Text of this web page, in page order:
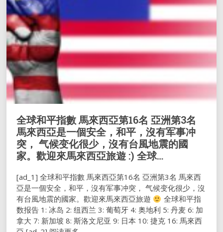
全球和平指數 馬來西亞第16名 亞洲第3名
馬來西亞是一個安全，和平，沒有军事冲
突， 气候变化很少，沒有台風地震的國
家。歡迎來馬來西亞旅遊 :) 全球…
[ad_1] 全球和平指數 馬來西亞第16名 亞洲第3名 馬來西
亞是一個安全，和平，沒有军事冲突， 气候变化很少，沒
有台風地震的國家。歡迎來馬來西亞旅遊
全球和平指
数报告 1: 冰岛 2: 纽西兰 3: 葡萄牙 4: 奥地利 5: 丹麦 6: 加
拿大 7: 新加坡 8: 斯洛文尼亚 9: 日本 10: 捷克 16: 馬來西